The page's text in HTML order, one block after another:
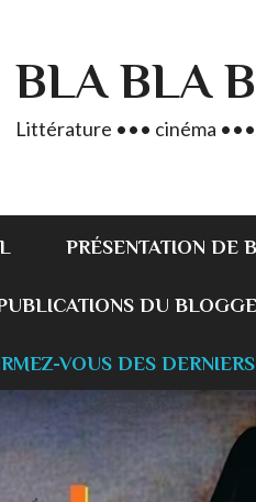
BLA BLA
Littérature ••• cinéma
PRÉSENTATION DE
DU
VOUS DES